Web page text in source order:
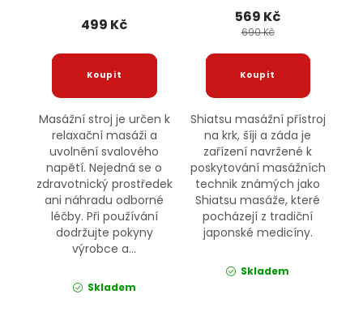
499 Kč
Masážní stroj je určen k
relaxační masáži a
uvolnění svalového
napětí. Nejedná se o
zdravotnický prostředek
ani náhradu odborné
léčby. Při používání
dodržujte pokyny
výrobce a...
Skladem
569 Kč
690 Kč
Shiatsu masážní přístroj
na krk, šíji a záda je
zařízení navržené k
poskytování masážních
technik známých jako
Shiatsu masáže, které
pocházejí z tradiční
japonské medicíny.
Skladem